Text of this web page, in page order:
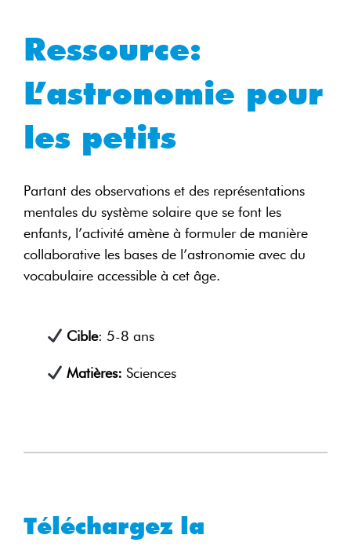
Ressource:
L’astronomie pour
les petits
Partant des observations et des représentations
mentales du système solaire que se font les
enfants, l’activité amène à formuler de manière
collaborative les bases de l’astronomie avec du
vocabulaire accessible à cet âge.
Cible: 5-8 ans
Matières: Sciences
Téléchargez la